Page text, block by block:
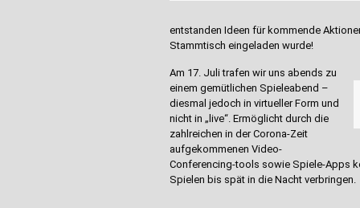
entstanden Ideen für kommende
Stammtisch eingeladen wurde!
Am 17. Juli trafen wir uns abends zu
einem gemütlichen Spieleabend –
diesmal jedoch in virtueller Form und
nicht in „live“. Ermöglicht durch die
zahlreichen in der Corona-Zeit
aufgekommenen Video-
Conferencing-tools sowie Spiele-Apps
Spielen bis spät in die Nacht verbringen.